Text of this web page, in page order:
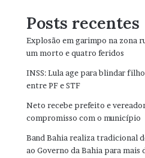
Posts recentes
Explosão em garimpo na zona
um morto e quatro feridos
INSS: Lula age para blindar
entre PF e STF
Neto recebe prefeito e
compromisso com o município
Band Bahia realiza tradicional
ao Governo da Bahia para mais